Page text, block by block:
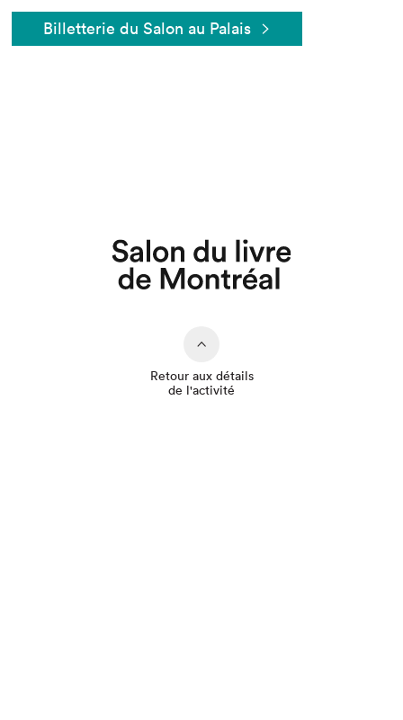
Billetterie du Salon au Palais
Retour aux détails
de l'activité